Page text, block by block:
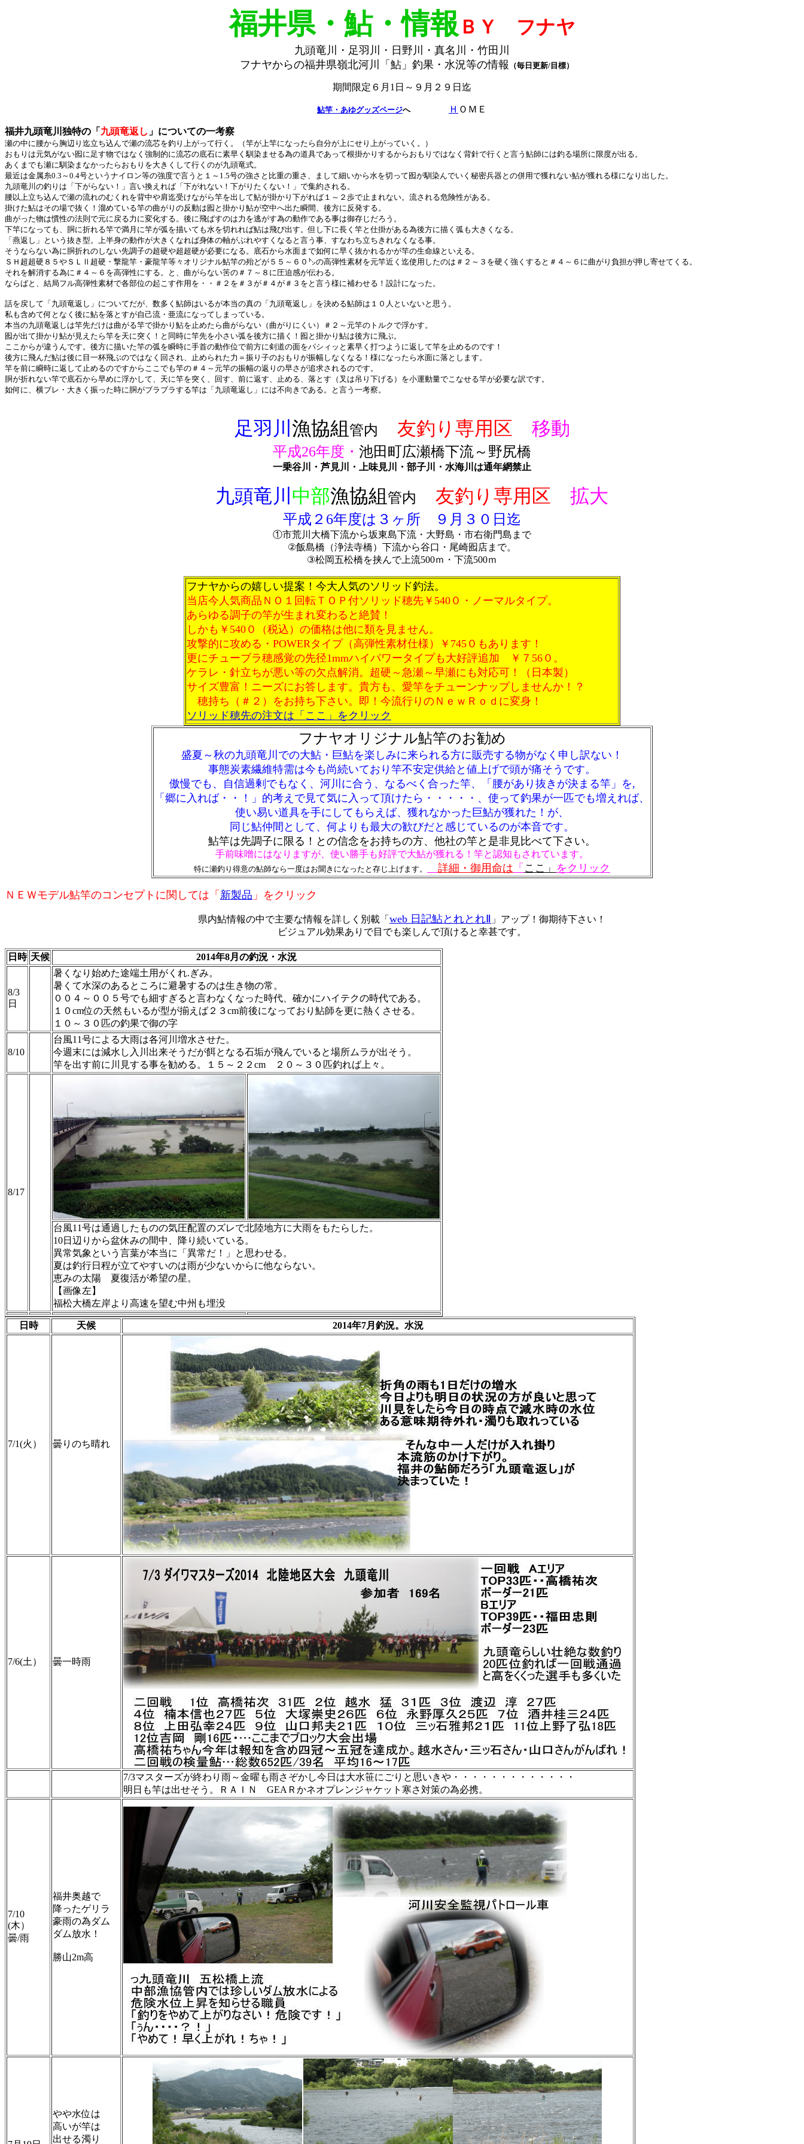
福井県・鮎・情報 ＢＹ フナヤ
九頭竜川・足羽川・日野川・真名川・竹田川
フナヤからの福井県嶺北河川「鮎」釣果・水況等の情報
（毎日更新/目標）
期間限定６月1日～９月２９日迄
鮎竿・あゆグッズページへ Ｈ ＯＭＥ
福井九頭竜川独特の「 九頭竜返し 」についての一考察
瀬の中に腰から胸辺り迄立ち込んで瀬の流芯を釣り上がって行く。（竿が上竿になったら自分が上にせり上がっていく。）
おもりは元気がない囮に足す物ではなく強制的に流芯の底石に素早く馴染ませる為の道具であって根掛かりするからおもりではなく背針で行くと言う鮎師には釣る場所に限度が出る。
あくまでも瀬に馴染まなかったらおもりを大きくして行くのが九頭竜式。
最近は金属糸0.3～0.4号というナイロン等の強度で言うと１～1.5号の強さと比重の重さ、まして細いから水を切って囮が馴染んでいく秘密兵器との併用で獲れない鮎が獲れる様になり出した。
九頭竜川の釣りは「下がらない！」言い換えれば「下がれない！下がりたくない！」で集約される。
腰以上立ち込んで瀬の流れのむくれを背中や肩迄受けながら竿を出して鮎が掛かり下がれば１～２歩で止まれない。流される危険性がある。
掛けた鮎はその場で抜く！溜めている竿の曲がりの反動は囮と掛かり鮎が空中へ出た瞬間、後方に反発する。
曲がった物は慣性の法則で元に戻る力に変化する。後に飛ばすのは力を逃がす為の動作である事は御存じだろう。
下竿になっても、胴に折れる竿で満月に竿が弧を描いても水を切れれば鮎は飛び出す。但し下に長く竿と仕掛がある為後方に描く弧も大きくなる。
「燕返し」という抜き型。上半身の動作が大きくなれば身体の軸がぶれやすくなると言う事、すなわち立ちきれなくなる事。
そうならない為に胴折れのしない先調子の超硬や超超硬が必要になる。底石から水面まで如何に早く抜かれるかが竿の生命線といえる。
ＳＨ超超硬８５やＳＬⅡ超硬・撃龍竿・豪龍竿等々オリジナル鮎竿の殆どが５５～６０㌧の高弾性素材を元竿近く迄使用したのは＃２～３を硬く強くすると＃４～６に曲がり負担が押し寄せてくる。
それを解消する為に＃４～６を高弾性にする。と、曲がらない筈の＃７～８に圧迫感が伝わる。
ならばと、結局フル高弾性素材で各部位の起こす作用を・・＃２を＃３が＃４が＃３をと言う様に補わせる！設計になった。
話を戻して「九頭竜返し」についてだが、数多く鮎師はいるが本当の真の「九頭竜返し」を決める鮎師は１０人といないと思う。
私も含めて何となく後に鮎を落とすが自己流・亜流になってしまっている。
本当の九頭竜返しは竿先だけは曲がる竿で掛かり鮎を止めたら曲がらない（曲がりにくい）＃２～元竿のトルクで浮かす。
囮が出て掛かり鮎が見えたら竿を天に突く！と同時に竿先を小さい弧を後方に描く！囮と掛かり鮎は後方に飛ぶ。
ここからが違うんです。後方に描いた竿の弧を瞬時に手首の動作位で前方に剣道の面をパシィッと素早く打つように返して竿を止めるのです！
後方に飛んだ鮎は後に目一杯飛ぶのではなく回され、止められた力＝振り子のおもりが振幅しなくなる！様になったら水面に落とします。
竿を前に瞬時に返して止めるのですからここでも竿の＃４～元竿の振幅の返りの早さが追求されるのです。
胴が折れない竿で底石から早めに浮かして、天に竿を突く、回す、前に返す、止める、落とす（叉は吊り下げる）を小運動量でこなせる竿が必要な訳です。
如何に、横ブレ・大きく振った時に胴がブラブラする竿は「九頭竜返し」には不向きである。と言う一考察。
足羽川 漁協組管内 友釣り専用区 移動
平成26年度・ 池田町広瀬橋下流～野尻橋
一乗谷川・芦見川・上味見川・部子川・水海川は通年網禁止
九頭竜川 中部漁協組管内 友釣り専用区 拡大
平成２6年度は３ヶ所 ９月３０日迄
①市荒川大橋下流から坂東島下流・大野島・市右衛門島まで
②飯島橋（浄法寺橋）下流から谷口・尾崎囮店まで。
③松岡五松橋を挟んで上流500ｍ・下流500ｍ
フナヤからの嬉しい提案！今大人気のソリッド釣法。
当店今人気商品ＮＯ１回転ＴＯＰ付ソリッド穂先￥540０・ノーマルタイプ。
あらゆる調子の竿が生まれ変わると絶賛！
しかも￥540０（税込）の価格は他に類を見ません。
攻撃的に攻める・POWERタイプ（高弾性素材仕様）￥745０もあります！
更にチューブラ穂感覚の先径1mmハイパワータイプも大好評追加 ￥７56０。
ケラレ・針立ちが悪い等の欠点解消。超硬～急瀬～早瀬にも対応可！（日本製）
サイズ豊富！ニーズにお答します。貴方も、愛竿をチューンナップしませんか！？
穂持ち（＃２）をお持ち下さい。即！今流行りのＮｅｗＲｏｄに変身！
ソリッド穂先の注文は「ここ」をクリック
フナヤオリジナル鮎竿のお勧め
盛夏～秋の九頭竜川での大鮎・巨鮎を楽しみに来られる方に販売する物がなく申し訳ない！
事態炭素繊維特需は今も尚続いており竿不安定供給と値上げで頭が痛そうです。
傲慢でも、自信過剰でもなく、河川に合う、なるべく合った竿、「腰があり抜きが決まる竿」を,
「郷に入れば・・！」的考えで見て気に入って頂けたら・・・・・、使って釣果が一匹でも増えれば、
使い易い道具を手にしてもらえば、獲れなかった巨鮎が獲れた！が、
同じ鮎仲間として、何よりも最大の歓びだと感じているのが本音です。
鮎竿は先調子に限る！との信念をお持ちの方、他社の竿と是非見比べて下さい。
手前味噌にはなりますが、使い勝手も好評で大鮎が獲れる！竿と認知もされています。
特に瀬釣り得意の鮎師なら一度はお聞きになったと存じ上げます。 詳細・御用命は 「 ここ」 をクリック
ＮＥＷモデル鮎竿のコンセプトに関しては「 新製品 」をクリック
県内鮎情報の中で主要な情報を詳しく別載 「 web 日記鮎とれとれⅡ
」アップ！御期待下さい！
ビジュアル効果ありで目でも楽しんで頂けると幸甚です。
日時 天候 2014年8月の釣況・水況
8/3
日
暑くなり始めた途端土用がくれ.ぎみ。
暑くて水深のあるところに避暑するのは生き物の常。
００４～００５号でも細すぎると言わなくなった時代、確かにハイテクの時代である。
１０cm位の天然もいるが型が揃えば２３cm前後になっており鮎師を更に熱くさせる。
１０～３０匹の釣果で御の字
8/10
台風11号による大雨は各河川増水させた。
今週末には減水し入川出来そうだが餌となる石垢が飛んでいると場所ムラが出そう。
竿を出す前に川見する事を勧める。１５～２２cm ２０～３０匹釣れば上々。
8/17
台風11号は通過したものの気圧配置のズレで北陸地方に大雨をもたらした。
10日辺りから盆休みの間中、降り続いている。
異常気象という言葉が本当に「異常だ！」と思わせる。
夏は釣行日程が立てやすいのは雨が少ないからに他ならない。
恵みの太陽 夏復活が希望の星。
【画像左】
福松大橋左岸より高速を望む中州も埋没
日時 天候 2014年7月釣況。水況
7/1(火） 曇りのち晴れ
7/6(土） 曇一時雨
7/3マスターズが終わり雨～金曜も雨さぞかし今日は大水笹にごりと思いきや・・・・・・・・・・・・・
明日も竿は出せそう。ＲＡＩＮ GEAＲかネオプレンジャケット寒さ対策の為必携。
7/10
(木）
曇/雨
福井奥越で
降ったゲリラ
豪雨の為ダム
ダム放水！
勝山2m高
やや水位は
高いが竿は
出せる濁り